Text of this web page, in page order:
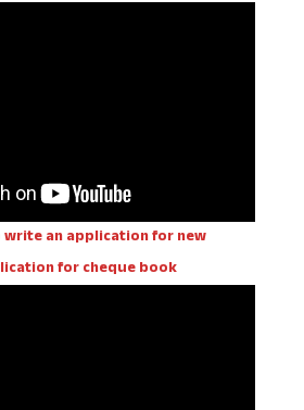
an application for new
for cheque book